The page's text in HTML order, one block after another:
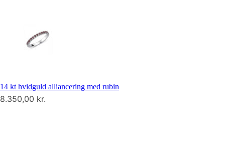
14 kt hvidguld alliancering med rubin
8.350,00 kr.